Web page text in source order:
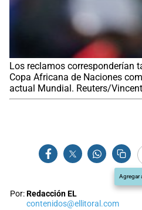
Los reclamos corresponderían
Copa Africana de Naciones
actual Mundial. Reuters/
Agregar
Por:Redacción EL
contenidos@ellitoral.com